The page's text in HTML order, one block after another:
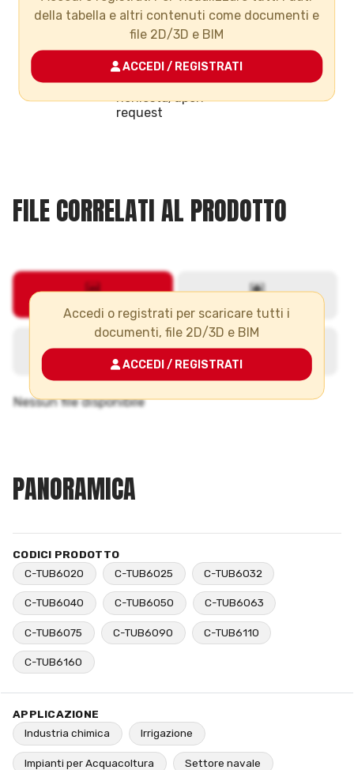
90 x 6,7
C-TUB6110
110 x 8,1
C-TUB6160
Su
richiesta/upon
request
della tabella e altri contenuti come documenti e
file 2D/3D e BIM
ACCEDI / REGISTRATI
FILE CORRELATI AL PRODOTTO
Accedi o registrati per scaricare tutti i
documenti, file 2D/3D e BIM
ACCEDI / REGISTRATI
PANORAMICA
CODICI PRODOTTO
C-TUB6020
C-TUB6025 C-TUB6032
C-TUB6040 C-TUB6050 C-TUB6063
C-TUB6075 C-TUB6090 C-TUB6110
C-TUB6160
APPLICAZIONE
Industria chimica
Irrigazione
Impianti per Acquacoltura Settore navale